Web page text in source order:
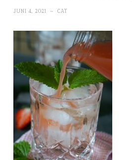
JUNI 4, 2021 ~ CAT